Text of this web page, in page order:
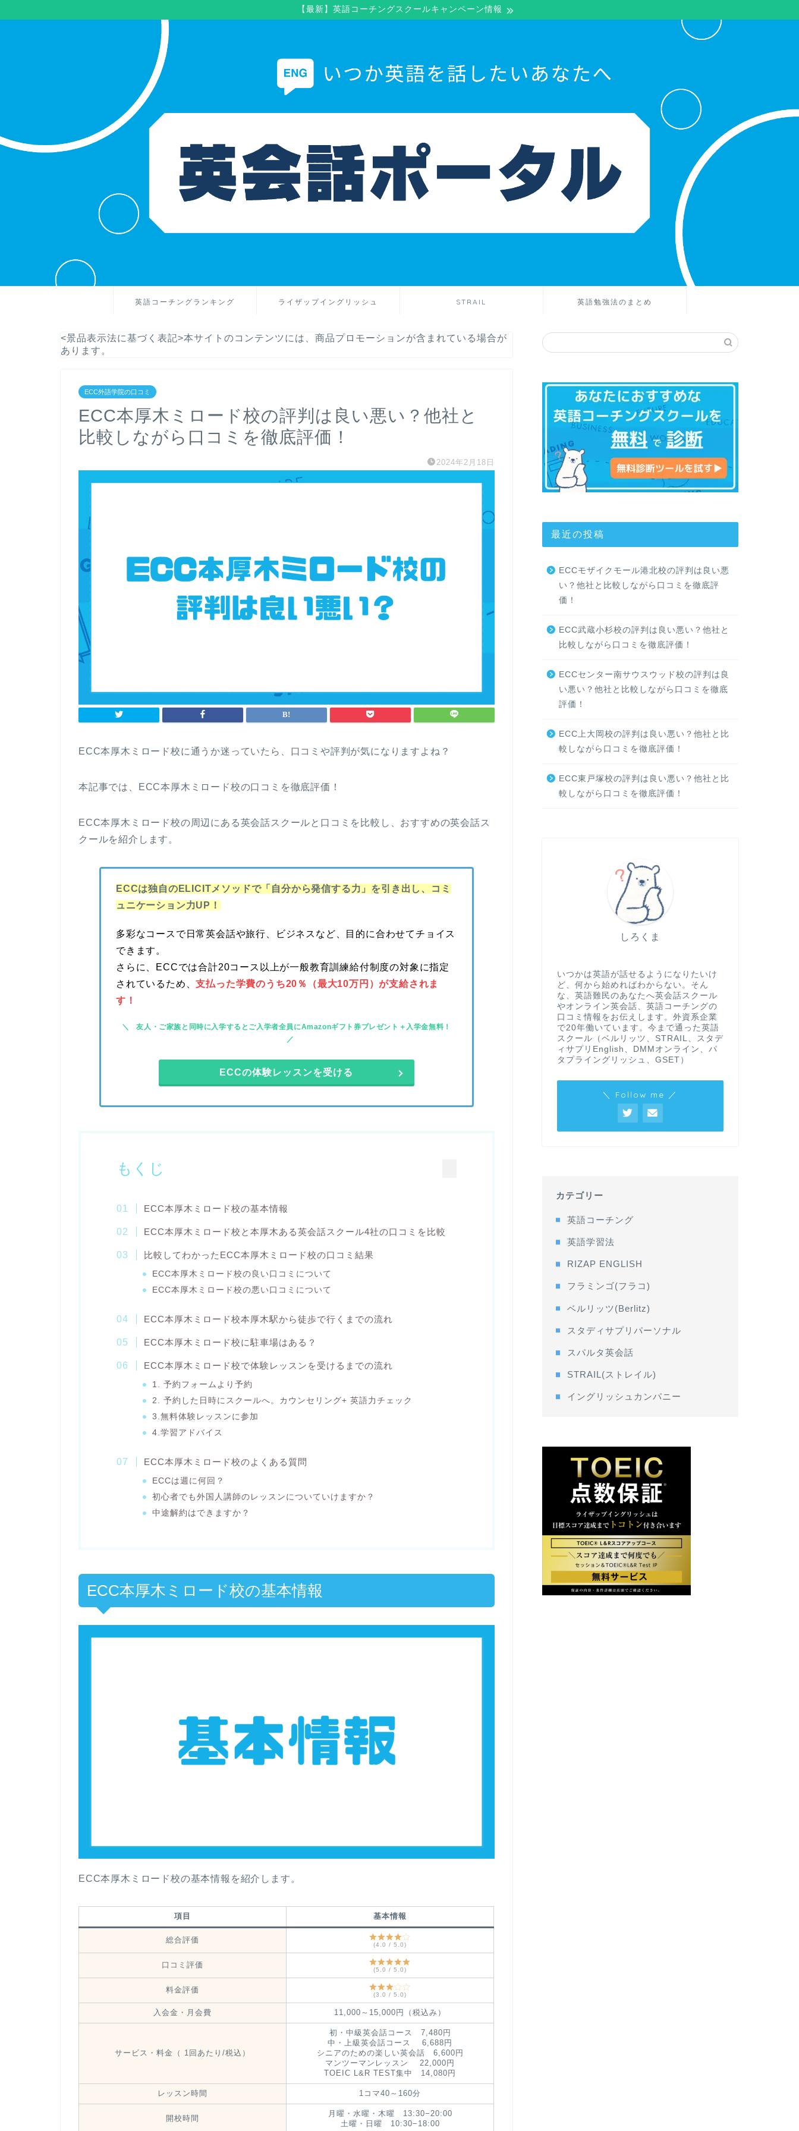
【最新】英語コーチングスクールキャンペーン情報
英語コーチングランキング ライザップイングリッシュ STRAIL 英語勉強法のまとめ
<景品表示法に基づく表記>本サイトのコンテンツには、商品プロモーションが含まれている場合が
あります。
ECC外語学院の口コミ
ECC本厚木ミロード校の評判は良い悪い？他社と
比較しながら口コミを徹底評価！
2024年2月18日
ECC本厚木ミロード校に通うか迷っていたら、口コミや評判が気になりますよね？
本記事では、ECC本厚木ミロード校の口コミを徹底評価！
ECC本厚木ミロード校の周辺にある英会話スクールと口コミを比較し、おすすめの英会話ス
クールを紹介します。
ECCは独自のELICITメソッドで「自分から発信する力」を引き出し、コミ
ュニケーション力UP！
多彩なコースで日常英会話や旅行、ビジネスなど、目的に合わせてチョイス
できます。
さらに、ECCでは合計20コース以上が一般教育訓練給付制度の対象に指定
されているため、支払った学費のうち20％（最大10万円）が支給されま
す！
友人・ご家族と同時に入学するとご入学者全員にAmazonギフト券プレゼント＋入学金無料！
ECCの体験レッスンを受ける
もくじ
ECC本厚木ミロード校の基本情報
ECC本厚木ミロード校と本厚木ある英会話スクール4社の口コミを比較
比較してわかったECC本厚木ミロード校の口コミ結果
ECC本厚木ミロード校の良い口コミについて
ECC本厚木ミロード校の悪い口コミについて
ECC本厚木ミロード校本厚木駅から徒歩で行くまでの流れ
ECC本厚木ミロード校に駐車場はある？
ECC本厚木ミロード校で体験レッスンを受けるまでの流れ
1. 予約フォームより予約
2. 予約した日時にスクールへ。カウンセリング+ 英語力チェック
3.無料体験レッスンに参加
4.学習アドバイス
ECC本厚木ミロード校のよくある質問
ECCは週に何回？
初心者でも外国人講師のレッスンについていけますか？
中途解約はできますか？
ECC本厚木ミロード校の基本情報
ECC本厚木ミロード校の基本情報を紹介します。
項目 基本情報
総合評価
(4.0 / 5.0)
口コミ評価
(5.0 / 5.0)
料金評価
(3.0 / 5.0)
入会金・月会費 11,000～15,000円（税込み）
サービス・料金（ 1回あたり/税込）
初・中級英会話コース 7,480円
中・上級英会話コース 6,688円
シニアのための楽しい英会話 6,600円
マンツーマンレッスン 22,000円
TOEIC L&R TEST集中 14,080円
レッスン時間 1コマ40～160分
開校時間
月曜・水曜・木曜 13:30−20:00
土曜・日曜 10:30−18:00
最近の投稿
ECCモザイクモール港北校の評判は良い悪
い？他社と比較しながら口コミを徹底評
価！
ECC武蔵小杉校の評判は良い悪い？他社と
比較しながら口コミを徹底評価！
ECCセンター南サウスウッド校の評判は良
い悪い？他社と比較しながら口コミを徹底
評価！
ECC上大岡校の評判は良い悪い？他社と比
較しながら口コミを徹底評価！
ECC東戸塚校の評判は良い悪い？他社と比
較しながら口コミを徹底評価！
しろくま
いつかは英語が話せるようになりたいけ
ど、何から始めればわからない。そん
な、英語難民のあなたへ英会話スクール
やオンライン英会話、英語コーチングの
口コミ情報をお伝えします。外資系企業
で20年働いています。今まで通った英語
スクール（ベルリッツ、STRAIL、スタデ
ィサプリEnglish、DMMオンライン、パ
タプライングリッシュ、GSET）
＼ Follow me ／
カテゴリー
英語コーチング
英語学習法
RIZAP ENGLISH
フラミンゴ(フラコ)
ベルリッツ(Berlitz)
スタディサプリパーソナル
スパルタ英会話
STRAIL(ストレイル)
イングリッシュカンパニー